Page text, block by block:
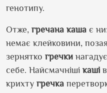
генотипу.
Отже, гречана каша є
немає клейковини,
зернятко гречки
себе. Найсмачніші каші
крихту гречка